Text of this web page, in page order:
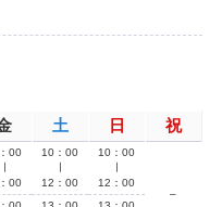
土 日 祝
00
00
10：00
12：00
10：00
12：00
–